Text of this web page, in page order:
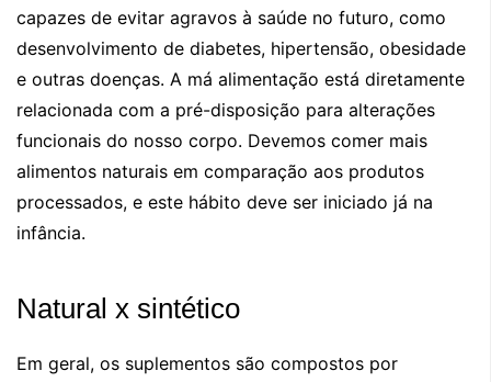
capazes de evitar agravos à saúde no futuro, como
desenvolvimento de diabetes, hipertensão, obesidade
e outras doenças. A má alimentação está diretamente
relacionada com a pré-disposição para alterações
funcionais do nosso corpo. Devemos comer mais
alimentos naturais em comparação aos produtos
processados, e este hábito deve ser iniciado já na
infância.
Natural x sintético
Em geral, os suplementos são compostos por